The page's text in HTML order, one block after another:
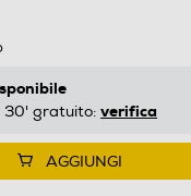
30' gratuito: verifica
AGGIUNGI